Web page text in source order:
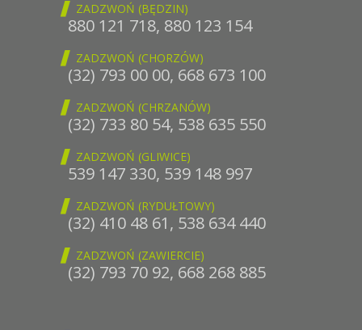
ZADZWOŃ (BĘDZIN)
880 121 718, 880 123 154
ZADZWOŃ (CHORZÓW)
(32) 793 00 00, 668 673 100
ZADZWOŃ (CHRZANÓW)
(32) 733 80 54, 538 635 550
ZADZWOŃ (GLIWICE)
539 147 330, 539 148 997
ZADZWOŃ (RYDUŁTOWY)
(32) 410 48 61, 538 634 440
ZADZWOŃ (ZAWIERCIE)
(32) 793 70 92, 668 268 885